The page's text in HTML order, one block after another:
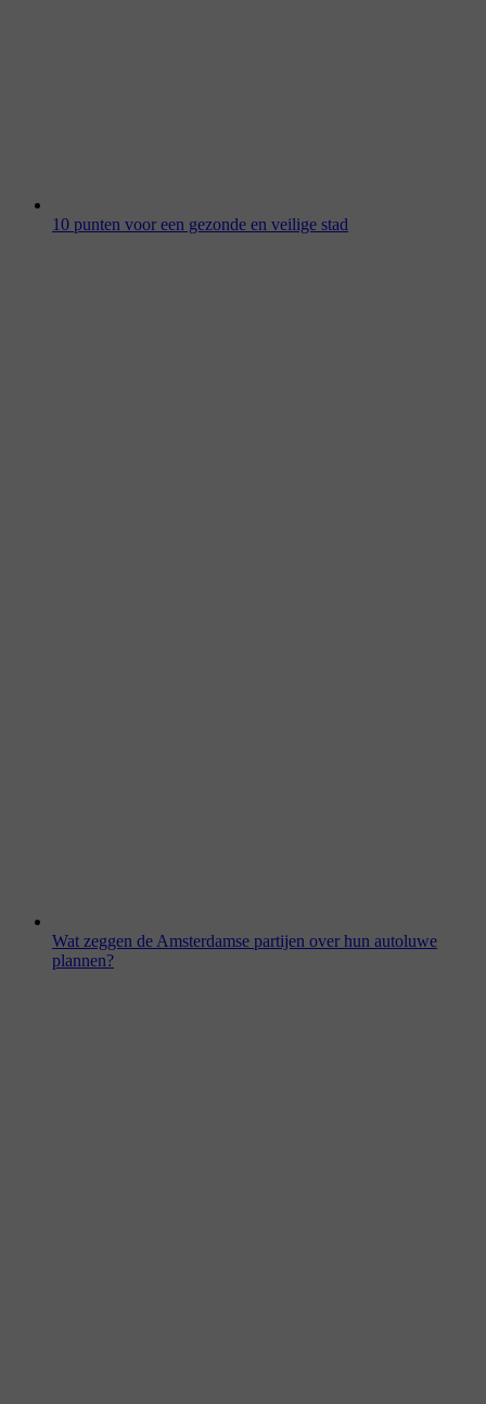
10 punten voor een gezonde en veilige stad
Wat zeggen de Amsterdamse partijen over hun autoluwe
plannen?